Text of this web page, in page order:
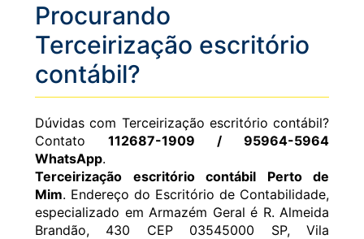
Procurando
Terceirização escritório
contábil?
Dúvidas com Terceirização escritório contábil?
Contato 112687-1909 / 95964-5964
WhatsApp.
Terceirização escritório contábil Perto de
Mim. Endereço do Escritório de Contabilidade,
especializado em Armazém Geral é R. Almeida
Brandão, 430 CEP 03545000 SP, Vila